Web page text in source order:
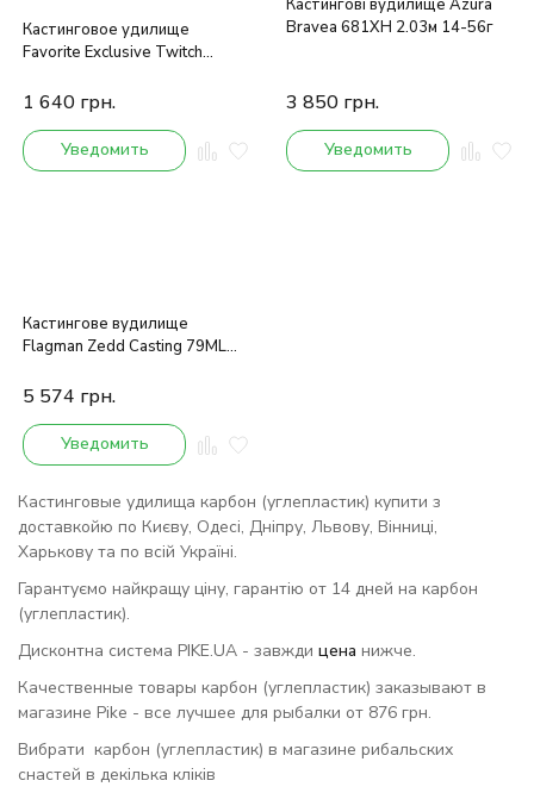
Кастинговое удилище
Favorite Exclusive Twitch
21g 8-14lb
1 640 грн.
Уведомить
Кастингові вудилище Azura
Bravea 681XH 2.03м 14-56г
3 850 грн.
Уведомить
Кастингове вудилище
Flagman Zedd Сasting 79ML
5 574 грн.
Уведомить
Кастинговые удилища карбон (углепластик) купити з
доставкойю по Києву, Одесі, Дніпру, Львову, Вінниці,
Харькову та по всій Україні.
Гарантуємо найкращу ціну, гарантію от 14 дней на карбон
(углепластик).
Дисконтна система PIKE.UA - завжди цена нижче.
Качественные товары карбон (углепластик) заказывают в
магазине Pike - все лучшее для рыбалки от 876 грн.
Вибрати карбон (углепластик) в магазине рибальских
снастей в декілька кліків